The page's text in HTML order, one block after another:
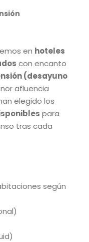
en hoteles
con encanto
(desayuno
afluencia
elegido los
para
tras cada
según